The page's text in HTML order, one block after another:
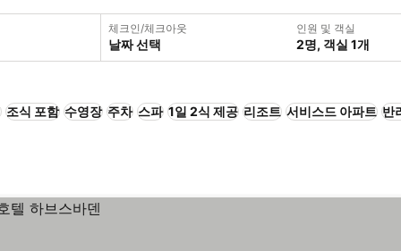
체크인/체크아웃
날짜 선택
인원 및 객실
2명, 객실 1개
조식 포함 수영장 주차 스파 1일 2식 제공 리조트 서비스드 아파트 반